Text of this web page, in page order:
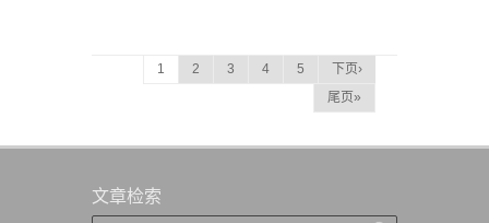
1 2 3 4 5
下页›
尾页»
文章检索